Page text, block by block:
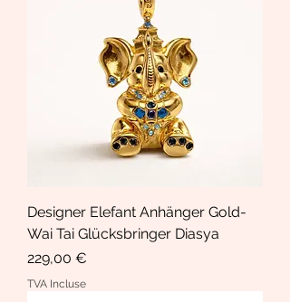
Designer Elefant Anhänger Gold-
Wai Tai Glücksbringer Diasya
Prix
229,00 €
TVA Incluse